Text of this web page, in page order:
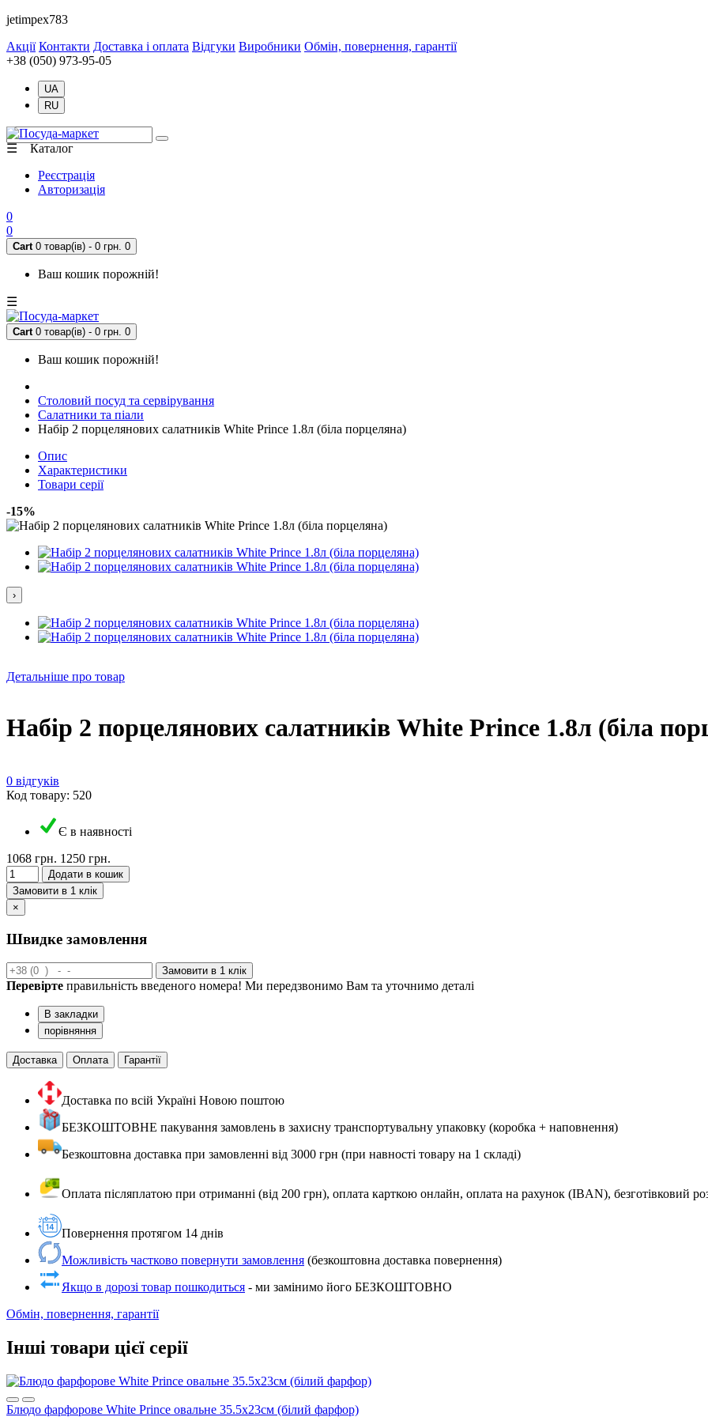
jetimpex783
Акції Контакти Доставка і оплата Відгуки Виробники Обмін, повернення, гарантії
+38 (050) 973-95-05
UA
RU
☰ Каталог
Реєстрація
Авторизація
0
0
Cart 0 товар(ів) - 0 грн. 0
Ваш кошик порожній!
☰
Cart 0 товар(ів) - 0 грн. 0
Ваш кошик порожній!
Столовий посуд та сервірування
Салатники та піали
Набір 2 порцелянових салатників White Prince 1.8л (біла порцеляна)
Опис
Характеристики
Товари серії
-15%
›
Детальніше про товар
Набір 2 порцелянових салатників White Prince 1.8л (біла
0 відгуків
Код товару: 520
Є в наявності
1068 грн. 1250 грн.
Додати в кошик
Замовити в 1 клік
×
Швидке замовлення
Замовити в 1 клік
Перевірте правильність введеного номера! Ми передзвонимо Вам та уточнимо деталі
В закладки
порівняння
Доставка Оплата Гарантії
Доставка по всій Україні Новою поштою
БЕЗКОШТОВНЕ пакування замовлень в захисну транспортувальну упаковку (коробка + наповнення)
Безкоштовна доставка при замовленні від 3000 грн (при навності товару на 1 складі)
Оплата післяплатою при отриманні (від 200 грн), оплата карткою онлайн, оплата на рахунок (IBAN), безготівковий
Повернення протягом 14 днів
Можливість частково повернути замовлення (безкоштовна доставка повернення)
Якщо в дорозі товар пошкодиться - ми замінимо його БЕЗКОШТОВНО
Обмін, повернення, гарантії
Інші товари цієї серії
Блюдо фарфорове White Prince овальне 35.5х23см (білий фарфор)